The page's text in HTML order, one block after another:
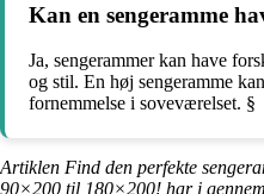
Kan en sengeramme
Ja, sengerammer kan have
og stil. En høj sengeramme
fornemmelse i soveværelset. §
Artiklen Find den perfekte
90×200 til 180×200! har i